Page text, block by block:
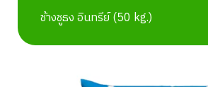
ช้างชูธง อินทรีย์ (50 kg.)